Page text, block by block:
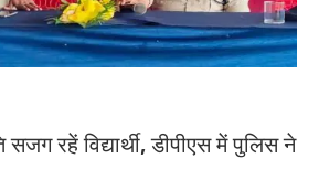
रहें विद्यार्थी, डीपीएस में पुलिस ने